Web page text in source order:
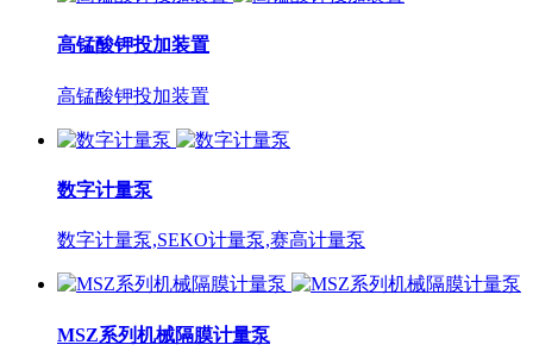
高锰酸钾投加装置
高锰酸钾投加装置
数字计量泵
数字计量泵,SEKO计量泵,赛高计量泵
MSZ系列机械隔膜计量泵